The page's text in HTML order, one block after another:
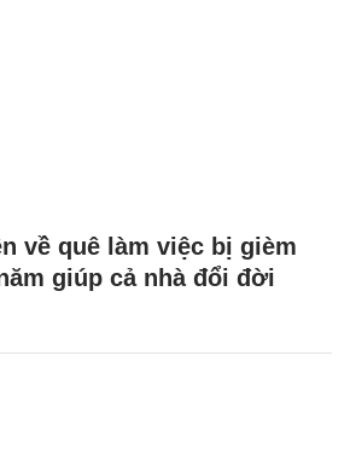
về quê làm việc bị gièm
giúp cả nhà đổi đời